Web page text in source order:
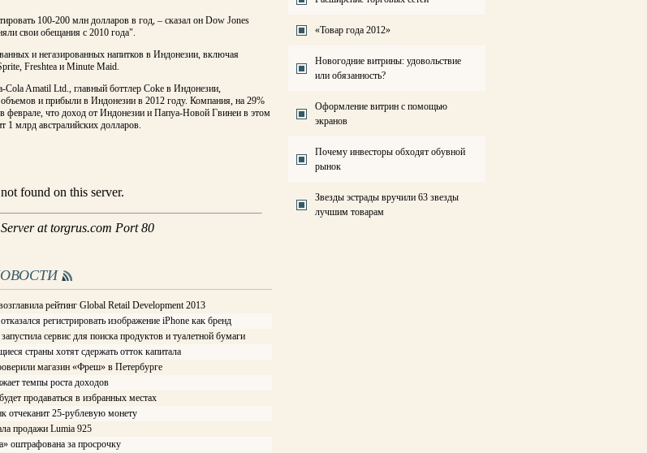
100-200 млн долларов в год, – сказал он Dow Jones
свои обещания с 2010 года".
и негазированных напитков в Индонезии, включая
Freshtea и Minute Maid.
Amatil Ltd., главный боттлер Coke в Индонезии,
и прибыли в Индонезии в 2012 году. Компания, на 29%
феврале, что доход от Индонезии и Папуа-Новой Гвинеи в этом
1 млрд австралийских долларов.
рейтинг Global Retail Development 2013
регистрировать изображение iPhone как бренд
сервис для поиска продуктов и туалетной бумаги
страны хотят сдержать отток капитала
магазин «Фреш» в Петербурге
темпы роста доходов
продаваться в избранных местах
отчеканит 25-рублевую монету
продажи Lumia 925
оштрафована за просрочку
«Товар года 2012»
Новогодние витрины: удовольствие
или обязанность?
Оформление витрин с помощью
экранов
Почему инвесторы обходят обувной
рынок
Звезды эстрады вручили 63 звезды
лучшим товарам